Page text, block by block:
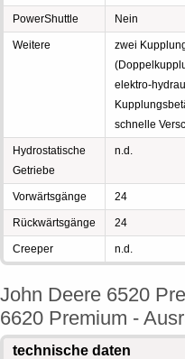
PowerShuttle Nein
Weitere
zwei
elektro-
schnelle
Hydrostatische
Getriebe
n.d.
Vorwärtsgänge 24
Rückwärtsgänge 24
Creeper n.d.
John Deere 6520
6620 Premium -
technische daten